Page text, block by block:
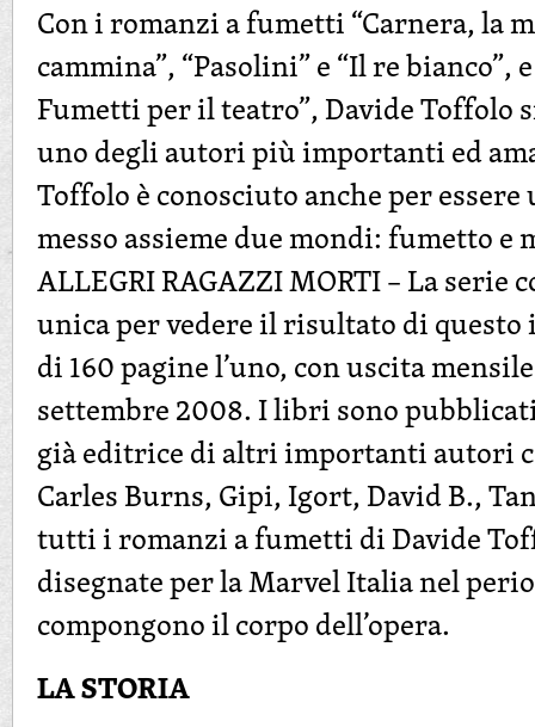
Con i romanzi a fumetti “Carnera, la
cammina”, “Pasolini” e “Il re bianco”,
Fumetti per il teatro”, Davide Toffolo
uno degli autori più importanti ed
Toffolo è conosciuto anche per
messo assieme due mondi: fumetto e
ALLEGRI RAGAZZI MORTI – La serie
unica per vedere il risultato di
di 160 pagine l’uno, con uscita
settembre 2008. I libri sono
già editrice di altri importanti autori
Carles Burns, Gipi, Igort, David B.,
tutti i romanzi a fumetti di Davide
disegnate per la Marvel Italia nel
compongono il corpo dell’opera.
LA STORIA